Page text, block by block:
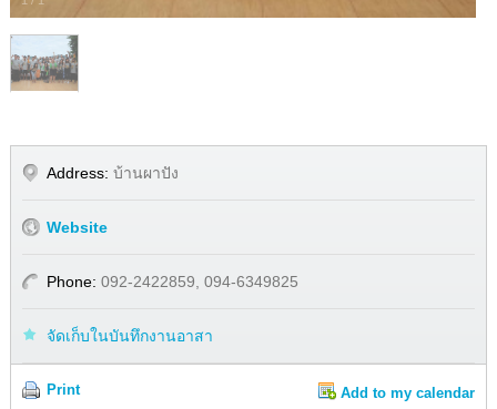
Address: บ้านผาปัง
Website
Phone: 092-2422859, 094-6349825
จัดเก็บในบันทึกงานอาสา
Print Add to my calendar